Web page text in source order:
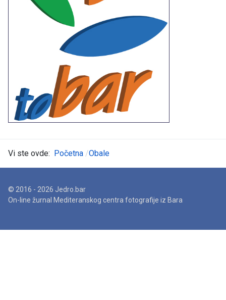
Vi ste ovde: Početna Obale
© 2016 - 2026 Jedro.bar
On-line žurnal Mediteranskog centra fotografije iz Bara